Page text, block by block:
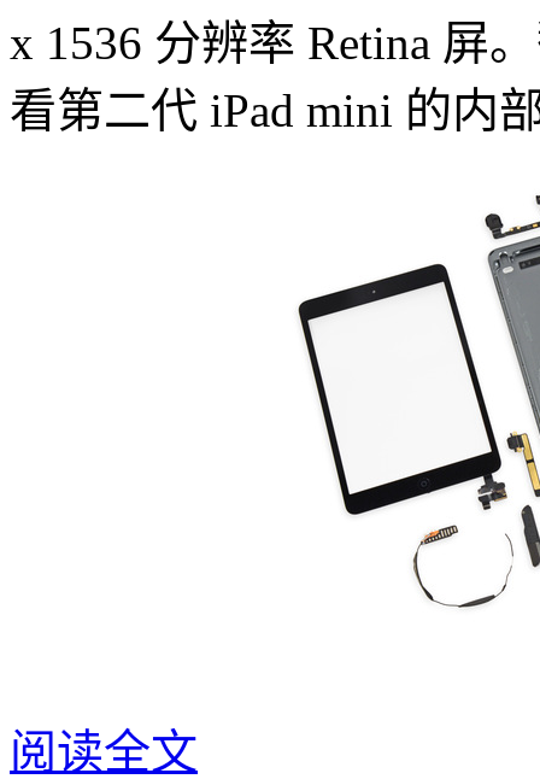
x 1536 分辨率 Retina 屏
看第二代 iPad mini 的内
阅读全文